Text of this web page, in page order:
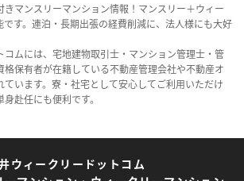
マンスリーマンション情報！マンスリー＋ウィー
です。連泊・長期出張の経費削減に、法人様にも大好
コムには、宅地建物取引士・マンション管理士・管
保有者が在籍している不動産管理会社や不動産オ
ています。寮・社宅として安心してご利用いただけ
赴任にも便利です。
ウィークリードットコム